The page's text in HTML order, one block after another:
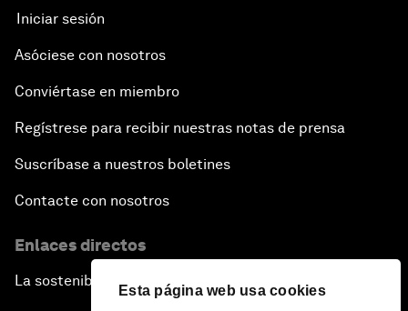
Esta página web usa cookies
Iniciar sesión
Asóciese con nosotros
Conviértase en miembro
Regístrese para recibir nuestras notas de prensa
Suscríbase a nuestros boletines
Contacte con nosotros
Enlaces directos
La sostenibilidad en el Foro